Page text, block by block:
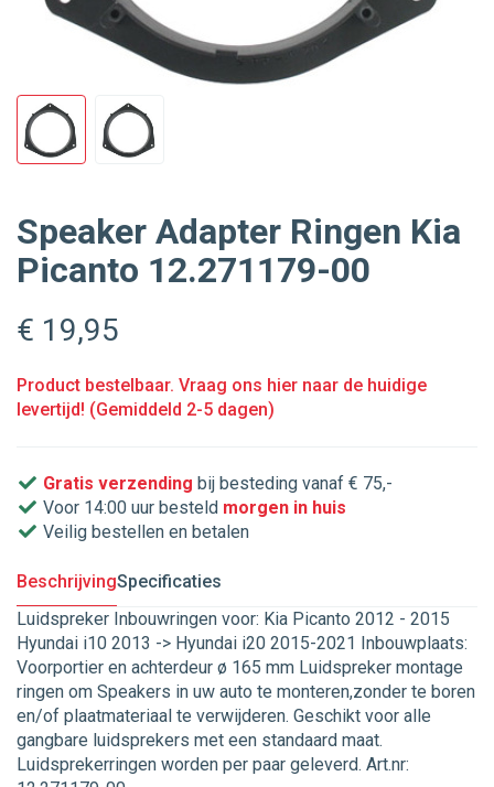
Speaker Adapter Ringen Kia
Picanto 12.271179-00
€ 19,95
Product bestelbaar. Vraag ons hier naar de huidige
levertijd! (Gemiddeld 2-5 dagen)
Gratis verzending bij besteding vanaf € 75,-
Voor 14:00 uur besteld morgen in huis
Veilig bestellen en betalen
BeschrijvingSpecificaties
Luidspreker Inbouwringen voor: Kia Picanto 2012 - 2015
Hyundai i10 2013 -> Hyundai i20 2015-2021 Inbouwplaats:
Voorportier en achterdeur ø 165 mm Luidspreker montage
ringen om Speakers in uw auto te monteren,zonder te boren
en/of plaatmateriaal te verwijderen. Geschikt voor alle
gangbare luidsprekers met een standaard maat.
Luidsprekerringen worden per paar geleverd. Art.nr: